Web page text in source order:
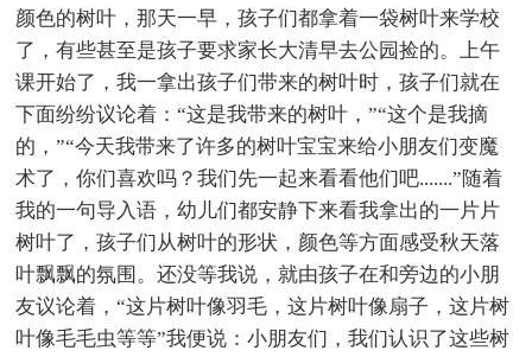
颜色的树叶，那天一早，孩子们都拿着一袋树叶来学校
了，有些甚至是孩子要求家长大清早去公园捡的。上午
课开始了，我一拿出孩子们带来的树叶时，孩子们就在
下面纷纷议论着：“这是我带来的树叶，”“这个是我摘
的，”“今天我带来了许多的树叶宝宝来给小朋友们变魔
术了，你们喜欢吗？我们先一起来看看他们吧.......”随着
我的一句导入语，幼儿们都安静下来看我拿出的一片片
树叶了，孩子们从树叶的形状，颜色等方面感受秋天落
叶飘飘的氛围。还没等我说，就由孩子在和旁边的小朋
友议论着，“这片树叶像羽毛，这片树叶像扇子，这片树
叶像毛毛虫等等”我便说：小朋友们，我们认识了这些树